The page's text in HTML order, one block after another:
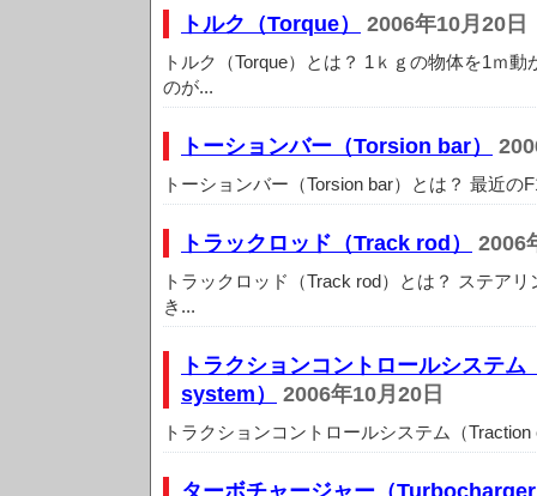
トルク（Torque） 2006年10月20日
トルク（Torque）とは？ 1ｋｇの物体を1ｍ
のが...
トーションバー（Torsion bar）
トーションバー（Torsion bar）とは？ 最近の
トラックロッド（Track rod） 2006
トラックロッド（Track rod）とは？ ステア
き...
トラクションコントロールシステ
system）
2006年10月20日
トラクションコントロールシステム（
ターボチャージャー（